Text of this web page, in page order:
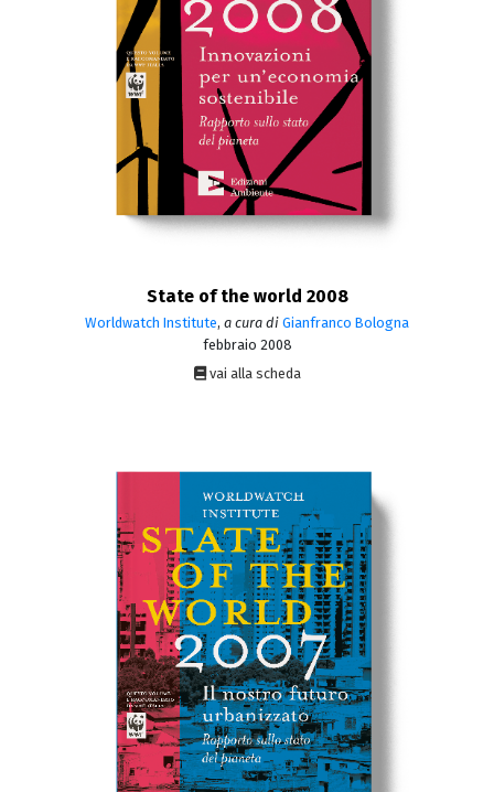
State of the world 2008
Worldwatch Institute, a cura di Gianfranco Bologna
febbraio 2008
vai alla scheda